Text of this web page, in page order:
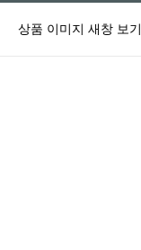
상품 이미지 새창 보기